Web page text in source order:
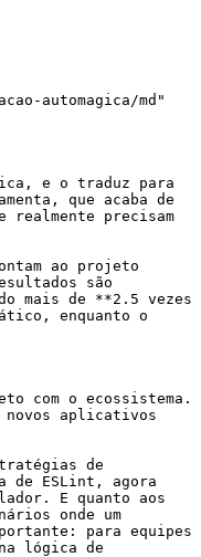
automagica/md"
e o traduz para
que acaba de
precisam
ao projeto
são
mais de **2.5 vezes
enquanto o
com o ecossistema.
novos aplicativos
de
de ESLint, agora
E quanto aos
onde um
para equipes
lógica de